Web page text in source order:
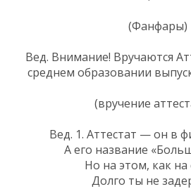
(Фанфары)
Вед. Внимание! Вручаются
среднем образовании
(вручение
Вед. 1. Аттестат — он в
А его название
Но на этом, как на
Долго ты не